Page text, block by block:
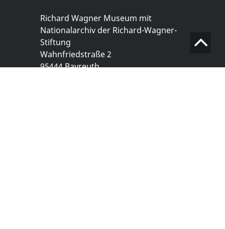
Richard Wagner Museum mit
Nationalarchiv der Richard-Wagner-
Stiftung
Wahnfriedstraße 2
95444 Bayreuth